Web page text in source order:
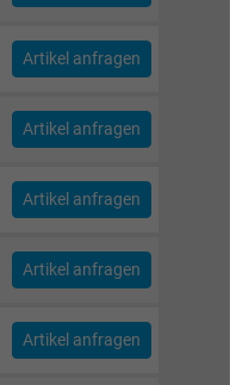
Artikel anfragen
Artikel anfragen
Artikel anfragen
Artikel anfragen
Artikel anfragen